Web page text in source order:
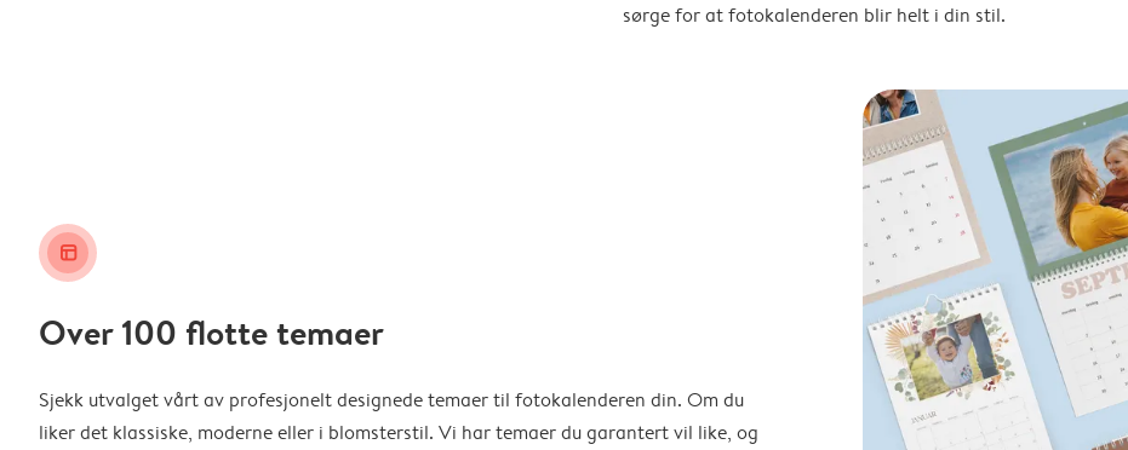
sørge for at fotokalenderen blir helt i din stil.
layout_alt
Over 100 flotte temaer
Sjekk utvalget vårt av profesjonelt designede temaer til fotokalenderen din. Om du
liker det klassiske, moderne eller i blomsterstil. Vi har temaer du garantert vil like, og